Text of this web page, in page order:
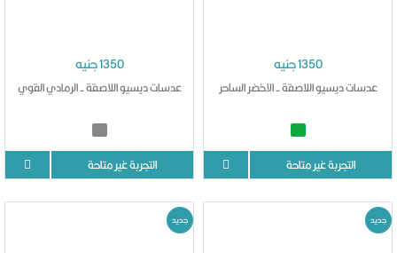
1350 جنيه
عدسات ديسيو اللاصقة - الاخضر الساحر
التجربة غير متاحة
1350 جنيه
عدسات ديسيو اللاصقة - الرمادي القوي
التجربة غير متاحة
جديد جديد